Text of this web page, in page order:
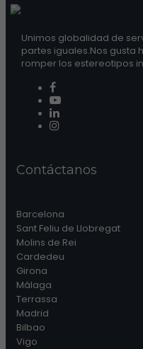
Unimos globalidad de
partes iguales.Nos gusta
romper los estereotipos
Contáctanos
Barcelona
Sant Feliu de Llobregat
Molins de Rei
Cardedeu
Girona
Málaga
Terrassa
Madrid
Bilbao
Vigo